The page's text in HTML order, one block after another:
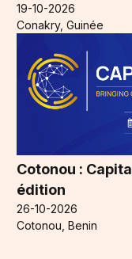
19-10-2026
Conakry, Guinée
Cotonou :
édition
26-10-2026
Cotonou, Benin